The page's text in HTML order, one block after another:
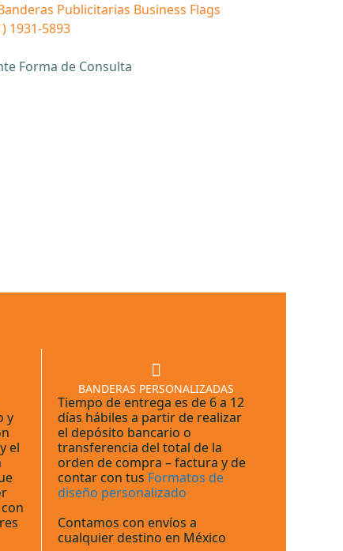
Publicitarias Business Flags
1931-5893
Forma de Consulta
y
el
BANDERAS PERSONALIZADAS
Tiempo de entrega es de 6 a 12
días hábiles a partir de realizar
el depósito bancario o
transferencia del total de la
orden de compra – factura y de
contar con tus Formatos de
diseño personalizado
Contamos con envíos a
cualquier destino en México